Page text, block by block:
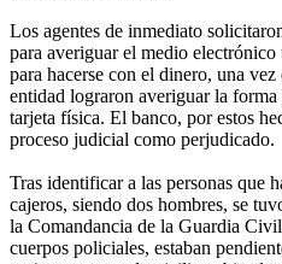
Los agentes de inmediato
para averiguar el medio
para hacerse con el dinero, una
entidad lograron averiguar la
tarjeta física. El banco, por estos
proceso judicial como perjudicado.
Tras identificar a las personas que
cajeros, siendo dos hombres, se
la Comandancia de la Guardia
cuerpos policiales, estaban